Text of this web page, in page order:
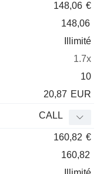
148,06 €
148,06
Illimité
1.7x
10
20,87 EUR
CALL
160,82 €
160,82